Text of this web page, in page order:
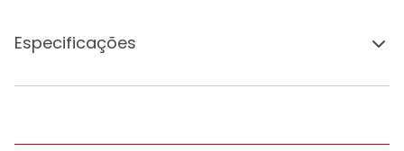
Especificações